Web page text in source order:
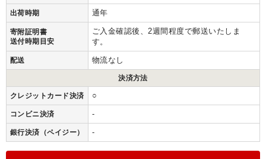
出荷時期 通年
寄附証明書
送付時期目安
ご入金確認後、2週間程度で郵送いたしま
す。
配送 物流なし
決済方法
クレジットカード決済 ○
コンビニ決済 -
銀行決済（ペイジー） -